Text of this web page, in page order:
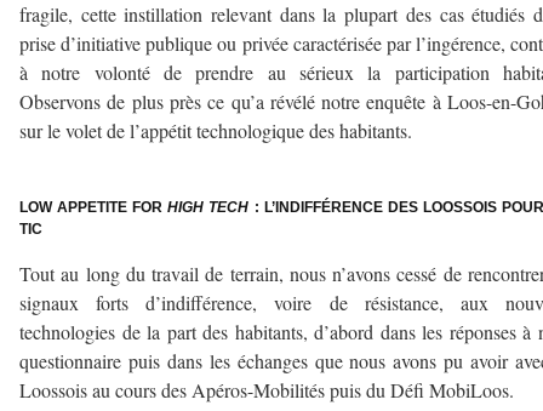
fragile, cette instillation relevant dans la plupart des cas étudiés
prise d’initiative publique ou privée caractérisée par l’ingérence,
à notre volonté de prendre au sérieux la participation
Observons de plus près ce qu’a révélé notre enquête à Loos-en-
sur le volet de l’appétit technologique des habitants.
LOW APPETITE FORHIGH TECH : L’INDIFFÉRENCE DES LOOSSOIS
TIC
Tout au long du travail de terrain, nous n’avons cessé de
signaux forts d’indifférence, voire de résistance, aux
technologies de la part des habitants, d’abord dans les réponses à
questionnaire puis dans les échanges que nous avons pu avoir
Loossois au cours des Apéros-Mobilités puis du Défi MobiLoos.